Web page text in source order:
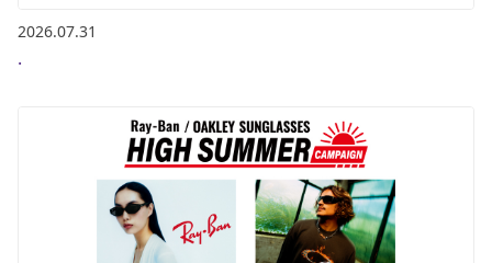
2026.07.31
.